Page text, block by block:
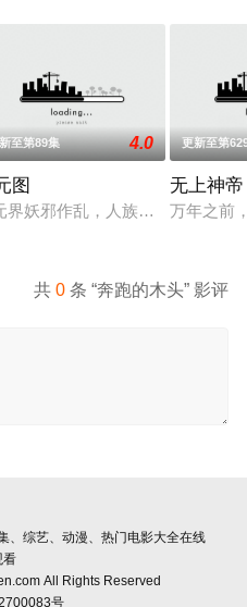
的世界，灵修一念动山河，武者
至第89集 4.0
图
界妖邪作乱，人族饱受摧残，主
更新至第
无上神帝
万年之前
共0 条 “奔跑的木头” 影评
、综艺、动漫、热门电影大全在线
看
All Rights Reserved
号